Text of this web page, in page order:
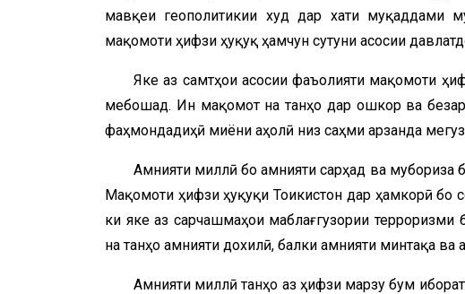
мавқеи геополитикии худ дар хати муқаддами
мақомоти ҳифзи ҳуқуқ ҳамчун сутуни асосии
Яке аз самтҳои асосии фаъолияти мақомоти
мебошад. Ин мақомот на танҳо дар ошкор ва
фаҳмондадиҳӣ миёни аҳолӣ низ саҳми арзанда
Амнияти миллӣ бо амнияти сарҳад ва мубориза
Мақомоти ҳифзи ҳуқуқи Тоҷикистон дар ҳамкорӣ бо
ки яке аз сарчашмаҳои маблағгузории
на танҳо амнияти дохилӣ, балки амнияти минтақа ва
Амнияти миллӣ танҳо аз ҳифзи марзу бум